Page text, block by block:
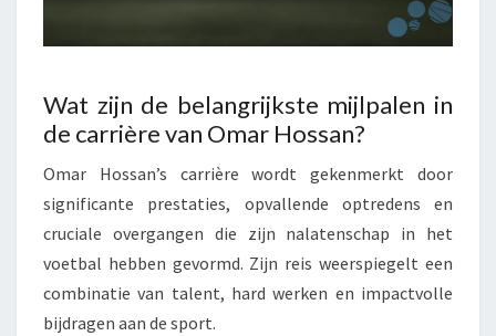
Wat zijn de belangrijkste mijlpalen in
de carrière van Omar Hossan?
Omar Hossan’s carrière wordt gekenmerkt door
significante prestaties, opvallende optredens en
cruciale overgangen die zijn nalatenschap in het
voetbal hebben gevormd. Zijn reis weerspiegelt een
combinatie van talent, hard werken en impactvolle
bijdragen aan de sport.